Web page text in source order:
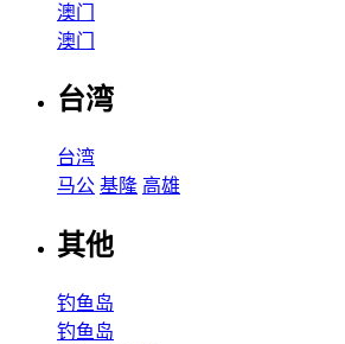
澳门
澳门
台湾
台湾
马公 基隆 高雄
其他
钓鱼岛
钓鱼岛